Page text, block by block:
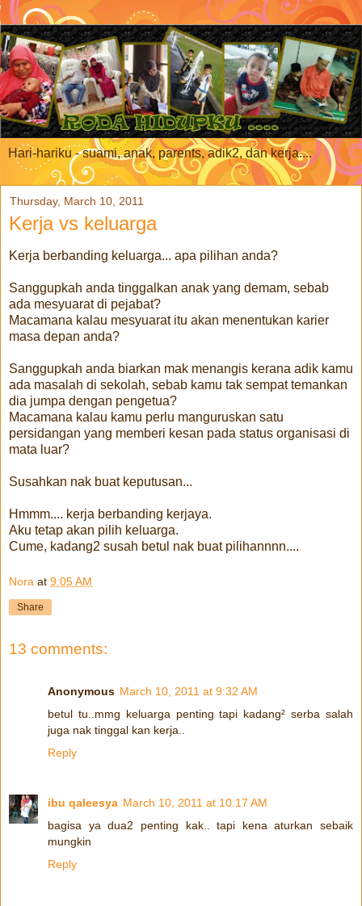
Hari-hariku - suami, anak, parents, adik2, dan kerja....
Thursday, March 10, 2011
Kerja vs keluarga
Kerja berbanding keluarga... apa pilihan anda?
Sanggupkah anda tinggalkan anak yang demam, sebab
ada mesyuarat di pejabat?
Macamana kalau mesyuarat itu akan menentukan karier
masa depan anda?
Sanggupkah anda biarkan mak menangis kerana adik kamu
ada masalah di sekolah, sebab kamu tak sempat temankan
dia jumpa dengan pengetua?
Macamana kalau kamu perlu manguruskan satu
persidangan yang memberi kesan pada status organisasi di
mata luar?
Susahkan nak buat keputusan...
Hmmm.... kerja berbanding kerjaya.
Aku tetap akan pilih keluarga.
Cume, kadang2 susah betul nak buat pilihannnn....
Nora at 9:05 AM
Share
13 comments:
Anonymous March 10, 2011 at 9:32 AM
betul tu..mmg keluarga penting tapi kadang² serba salah
juga nak tinggal kan kerja..
Reply
ibu qaleesya March 10, 2011 at 10:17 AM
bagisa ya dua2 penting kak.. tapi kena aturkan sebaik
mungkin
Reply